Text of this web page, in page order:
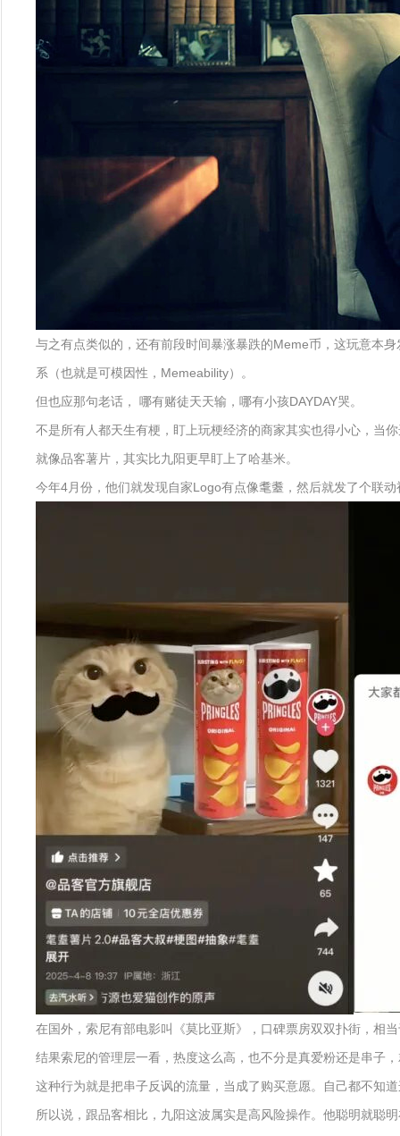
与之有点类似的，还有前段时间暴涨暴跌的Meme币，这玩意本
系（也就是可模因性，Memeability）。
但也应那句老话， 哪有赌徒天天输，哪有小孩DAYDAY哭。
不是所有人都天生有梗，盯上玩梗经济的商家其实也得小心，当
就像品客薯片，其实比九阳更早盯上了哈基米。
今年4月份，他们就发现自家Logo有点像耄耋，然后就发了个联
在国外，索尼有部电影叫《莫比亚斯》，口碑票房双双扑街，相
结果索尼的管理层一看，热度这么高，也不分是真爱粉还是串子
这种行为就是把串子反讽的流量，当成了购买意愿。自己都不知
所以说，跟品客相比，九阳这波属实是高风险操作。他聪明就聪